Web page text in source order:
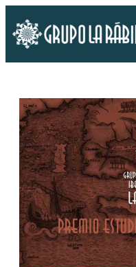
al
contenido